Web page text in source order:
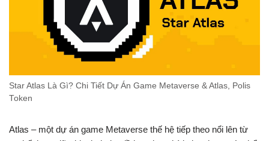
Star Atlas Là Gì? Chi Tiết Dự Án Game Metaverse & Atlas, Polis
Token
Atlas – một dự án game Metaverse thế hệ tiếp theo nổi lên từ